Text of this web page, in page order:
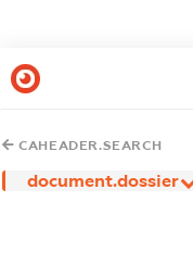
CAHEADER.SEARCH
document.dossier